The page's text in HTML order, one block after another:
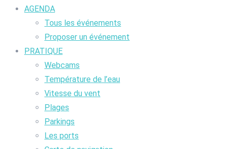
AGENDA
Tous les événements
Proposer un événement
PRATIQUE
Webcams
Température de l’eau
Vitesse du vent
Plages
Parkings
Les ports